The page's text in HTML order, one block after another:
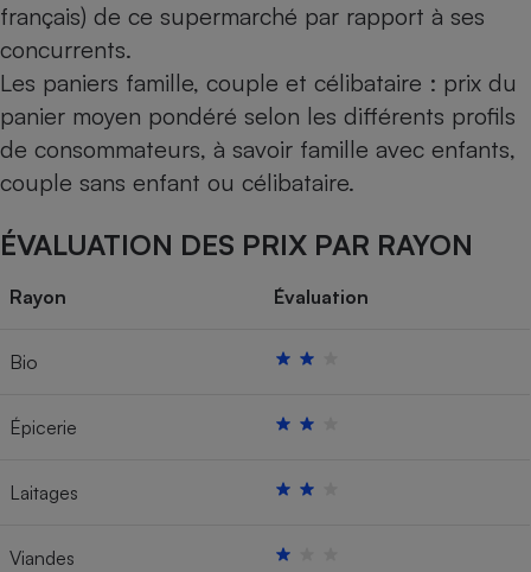
français) de ce supermarché par rapport à ses
concurrents.
Les paniers famille, couple et célibataire : prix du
panier moyen pondéré selon les différents profils
de consommateurs, à savoir famille avec enfants,
couple sans enfant ou célibataire.
ÉVALUATION DES PRIX PAR RAYON
Rayon Évaluation
Bio
Épicerie
Laitages
Viandes